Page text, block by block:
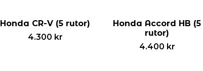
Honda CR-V (5 rutor)
4.300 kr
Honda Accord HB (5
rutor)
4.400 kr